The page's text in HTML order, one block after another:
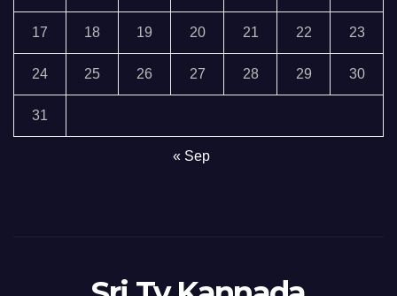
17 18 19 20 21 22 23
24 25 26 27 28 29 30
31
« Sep